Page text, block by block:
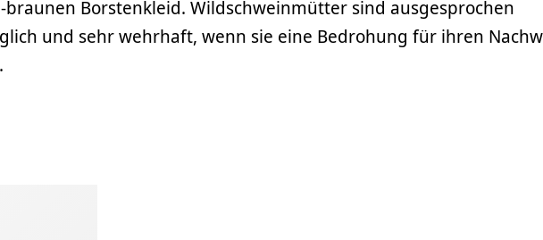
braunen Borstenkleid. Wildschweinmütter sind ausgesprochen
und sehr wehrhaft, wenn sie eine Bedrohung für ihren